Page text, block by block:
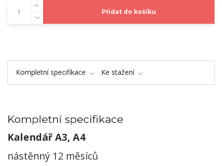
Přidat do košíku
Kompletní specifikace Ke stažení
Kompletní specifikace
Kalendář A3, A4
nástěnný 12 měsíců